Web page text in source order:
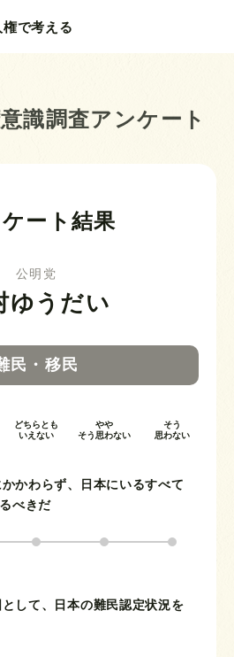
で考える
識調査アンケート
ート結果
公明党
ゆうだい
民・移民
どちらとも
いえない
やや
そう思わない
そう
思わない
かわらず、日本にいるすべて
べきだ
して、日本の難民認定状況を